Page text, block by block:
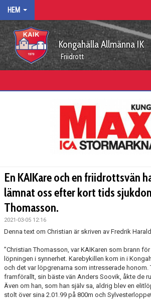
HEM
Kongahälla Allmänna IK
Friidrott
VÅRA ARRANGEMANG
FUNKTIONÄRSUPPDRAG
ARBETSGRUPPER
NYHETSARKIV
En KAIKare och en friidrottsvän
lämnat oss efter kort tids
Thomasson.
2021-03-05 12:16
Denna text om Christian är skriven av Fredrik
”Christian Thomasson, var KAIKaren som brann
löpningen i synnerhet. Karebykillen kom in i
och det var löpgrenarna som intresserade honom.
framförallt, sin bäste vän Anders Soovik, åkte de
Även om han, som han själv sa, aldrig blev en
stolt över sina 2.01.99 på 800m och